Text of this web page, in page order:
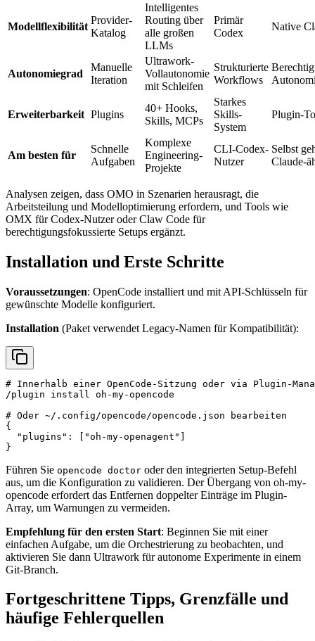
Modellflexibilität
Provider-
Katalog
Intelligentes
Routing über
alle großen
LLMs
Primär
Codex
Native
Autonomiegrad
Manuelle
Iteration
Ultrawork-
Vollautonomie
mit Schleifen
Strukturierte
Workflows
Erweiterbarkeit Plugins
40+ Hooks,
Skills, MCPs
Starkes
Skills-
System
Plugin-
Am besten für
Schnelle
Aufgaben
Komplexe
Engineering-
Projekte
CLI-Codex-
Nutzer
Selbst
Claude-
Analysen zeigen, dass OMO in Szenarien herausragt, die
Arbeitsteilung und Modelloptimierung erfordern, und Tools wie
OMX für Codex-Nutzer oder Claw Code für
berechtigungsfokussierte Setups ergänzt.
Installation und Erste Schritte
Voraussetzungen: OpenCode installiert und mit API-Schlüsseln für
gewünschte Modelle konfiguriert.
Installation (Paket verwendet Legacy-Namen für Kompatibilität):
# Innerhalb einer OpenCode-Sitzung oder via Plugin-
/plugin install oh-my-opencode
# Oder ~/.config/opencode/opencode.json bearbeiten
{
  "plugins": ["oh-my-openagent"]
Führen Sie opencode doctor oder den integrierten Setup-Befehl
aus, um die Konfiguration zu validieren. Der Übergang von oh-my-
opencode erfordert das Entfernen doppelter Einträge im Plugin-
Array, um Warnungen zu vermeiden.
Empfehlung für den ersten Start: Beginnen Sie mit einer
einfachen Aufgabe, um die Orchestrierung zu beobachten, und
aktivieren Sie dann Ultrawork für autonome Experimente in einem
Git-Branch.
Fortgeschrittene Tipps, Grenzfälle und
häufige Fehlerquellen